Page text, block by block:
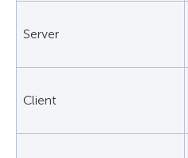
Server
Client